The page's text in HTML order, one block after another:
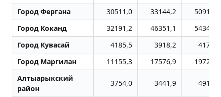
Город Фергана 30511,0 33144,2
50915,1
Город Коканд
32191,2 46351,1
54341,2
Город Кувасай
4185,5 3918,2
4179,2
Город Маpгилан
11155,3 17576,9
19729,4
Алтыарыкский
район
3754,0 3441,9 4910,7